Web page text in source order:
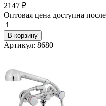
2147 ₽
Оптовая цена доступна
В корзину
Артикул: 8680